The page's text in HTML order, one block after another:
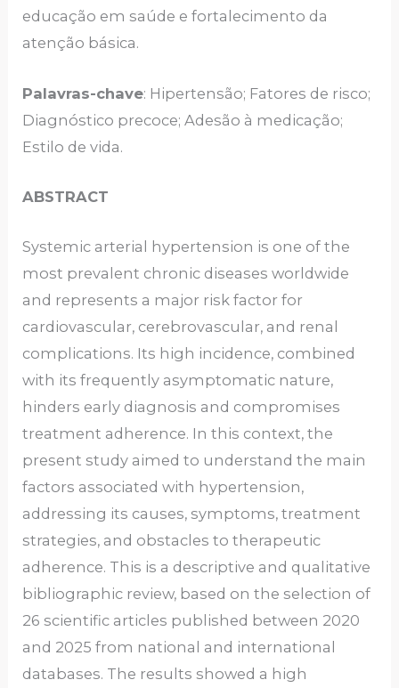
educação em saúde e fortalecimento da
atenção básica.
Palavras-chave: Hipertensão; Fatores de risco;
Diagnóstico precoce; Adesão à medicação;
Estilo de vida.
ABSTRACT
Systemic arterial hypertension is one of the
most prevalent chronic diseases worldwide
and represents a major risk factor for
cardiovascular, cerebrovascular, and renal
complications. Its high incidence, combined
with its frequently asymptomatic nature,
hinders early diagnosis and compromises
treatment adherence. In this context, the
present study aimed to understand the main
factors associated with hypertension,
addressing its causes, symptoms, treatment
strategies, and obstacles to therapeutic
adherence. This is a descriptive and qualitative
bibliographic review, based on the selection of
26 scientific articles published between 2020
and 2025 from national and international
databases. The results showed a high